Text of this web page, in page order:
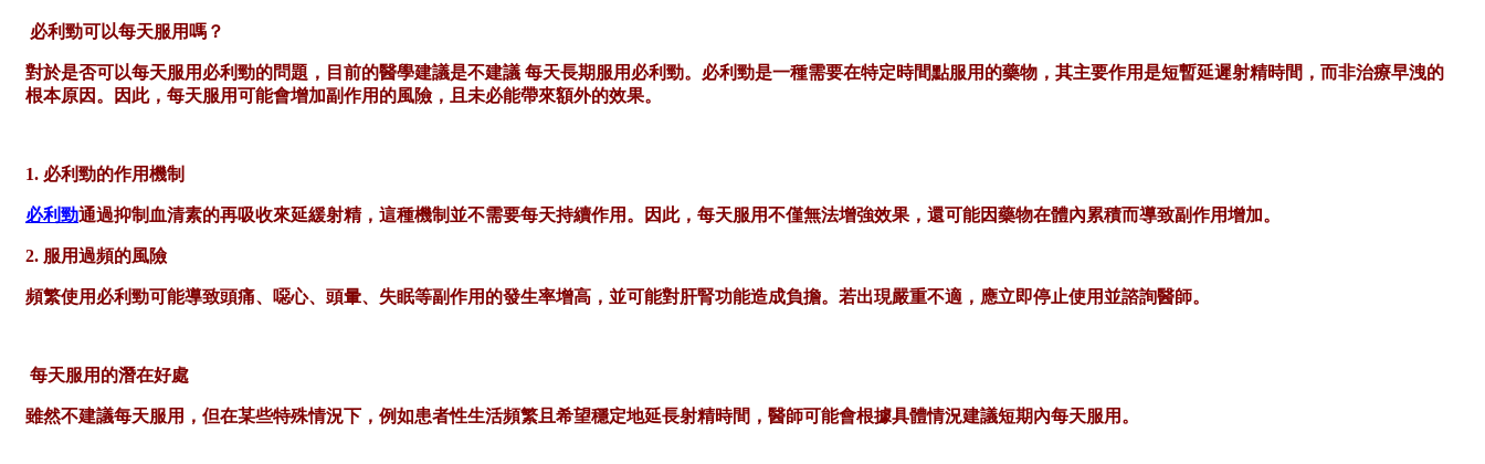
必利勁可以每天服用嗎？
對於是否可以每天服用必利勁的問題，目前的醫學建議是不建議 每天長期服用必利勁。必利勁是一種需要在特定時間點服用的藥物，其主要作用是短暫延遲射精時間，而非治療早洩的
根本原因。因此，每天服用可能會增加副作用的風險，且未必能帶來額外的效果。
1. 必利勁的作用機制
必利勁通過抑制血清素的再吸收來延緩射精，這種機制並不需要每天持續作用。因此，每天服用不僅無法增強效果，還可能因藥物在體內累積而導致副作用增加。
2. 服用過頻的風險
頻繁使用必利勁可能導致頭痛、噁心、頭暈、失眠等副作用的發生率增高，並可能對肝腎功能造成負擔。若出現嚴重不適，應立即停止使用並諮詢醫師。
每天服用的潛在好處
雖然不建議每天服用，但在某些特殊情況下，例如患者性生活頻繁且希望穩定地延長射精時間，醫師可能會根據具體情況建議短期內每天服用。